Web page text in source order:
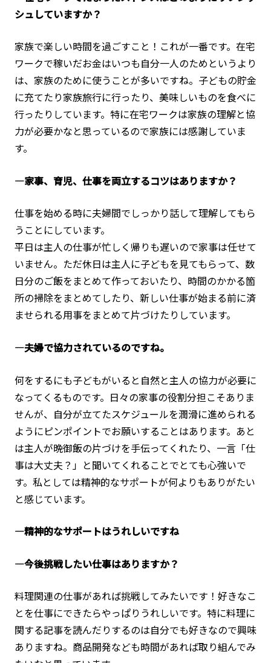
シュしていますか？
家族で楽しい時間を過ごすこと！これが一番です。在宅
ワークで稼いだお金はいつも自分一人のためというより
は、家族のために使うことが多いですね。子どもの貯金
に充てたり家族旅行に行ったり、美味しいものを食べに
行ったりしています。特に在宅ワークは家族の理解と協
力が必要かなと思っているので家族には感謝していま
す。
―家事、育児、仕事を両立するコツはありますか？
仕事を始める時に夫婦間でしっかり話して理解してもら
うことにしています。
平日は主人の仕事が忙しく帰りも遅いので家事は任せて
いません。ただ休日は主人に子どもを見てもらって、数
日分のご飯をまとめて作っておいたり、時間のかかる箇
所の掃除をまとめてしたり、新しい仕事が始まる前に済
ませられる用事をまとめて片づけたりしています。
―夫婦で協力されているのですね。
何をするにも子どもがいると自然と主人の協力が必要に
なってくるものです。日々の家事の役割分担こそありま
せんが、自分が立てたスケジュールを潤滑に進められる
ようにピンポイントでお願いすることはあります。あと
は主人が晩御飯の片づけを手伝ってくれたり、一言「仕
事は大丈夫？」と聞いてくれることでとても心強いで
す。私としては精神的なサポートが何よりもありがたい
と感じています。
―精神的なサポートはうれしいですね
―今後挑戦したい仕事はありますか？
料理関連の仕事があれば挑戦してみたいです！好きなこ
とを仕事にできたらやっぱりうれしいです。特に料理に
関する記事を読んだりするのは自分でも好きなので興味
ありますね。商品開発なども時間があれば取り組んでみ